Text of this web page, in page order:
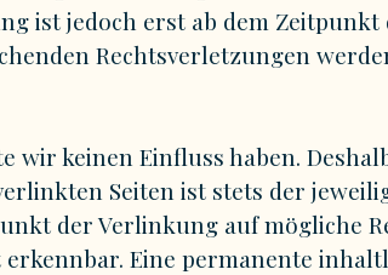
ist jedoch erst ab dem
Rechtsverletzungen
wir keinen Einfluss haben.
Seiten ist stets der
der Verlinkung auf mögliche
Eine permanente